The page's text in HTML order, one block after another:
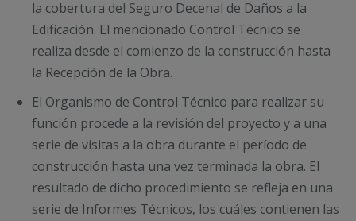
la cobertura del Seguro Decenal de Daños a la
Edificación. El mencionado Control Técnico se
realiza desde el comienzo de la construcción hasta
la Recepción de la Obra.
El Organismo de Control Técnico para realizar su
función procede a la revisión del proyecto y a una
serie de visitas a la obra durante el período de
construcción hasta una vez terminada la obra. El
resultado de dicho procedimiento se refleja en una
serie de Informes Técnicos, los cuáles contienen las